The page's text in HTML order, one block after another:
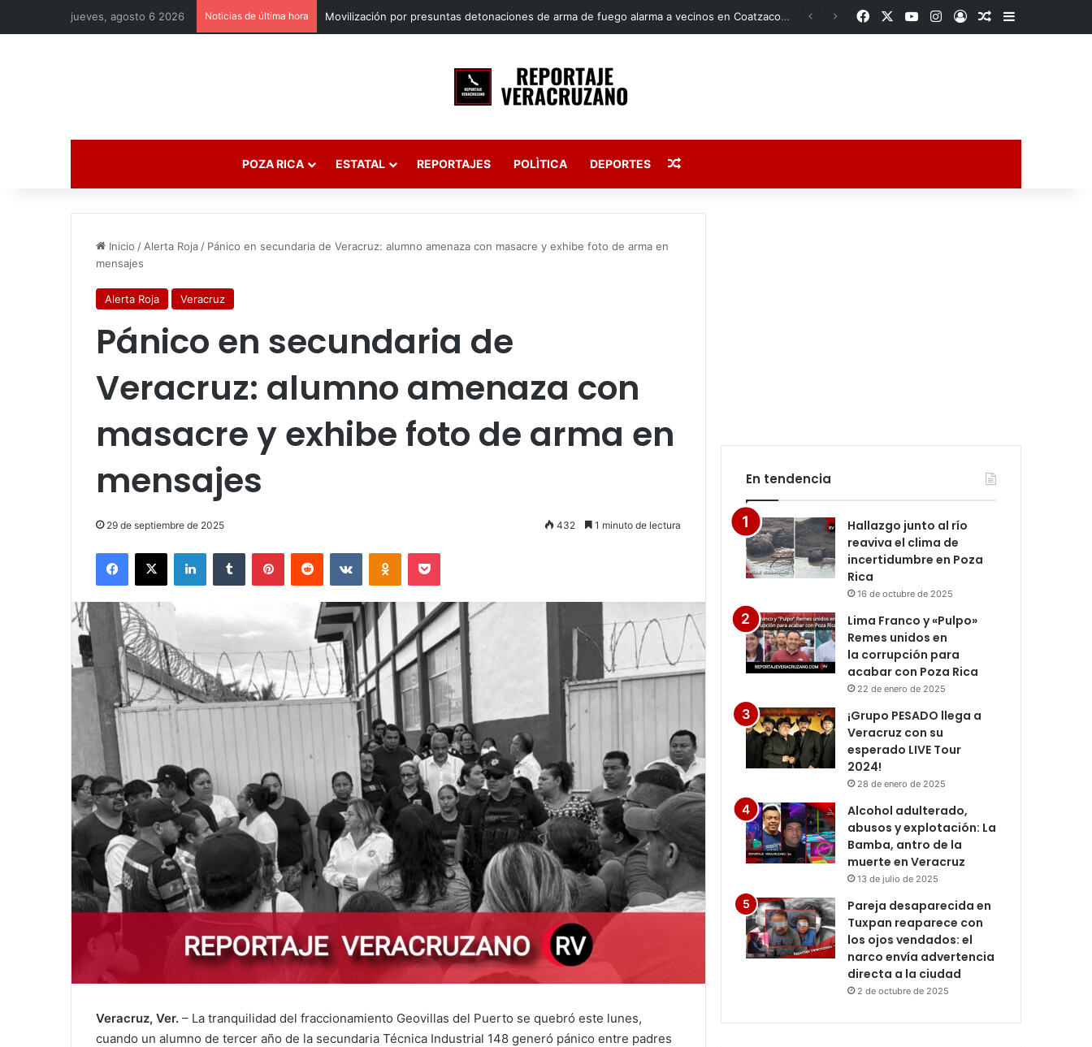
jueves, agosto 6 2026 Noticias de última hora Segundo remolque se desprende de tractocamión y termina sobre camellón en distribuidor El Diamante de Córdoba FacebookYouTubeInstagram
AccesoPublicación al
Barra lateral
POZA RICA ESTATAL REPORTAJES POLÌTICA DEPORTES Publicación al azar
Inicio / Alerta Roja / Pánico en secundaria de Veracruz: alumno amenaza con masacre y exhibe foto de arma en
mensajes
Alerta Roja Veracruz
Pánico en secundaria de
Veracruz: alumno amenaza con
masacre y exhibe foto de arma en
mensajes
29 de septiembre de 2025 432 1 minuto de lectura
Facebook
X LinkedInTumblr PinterestReddit VKontakteOdnoklassniki
Pocket
Veracruz, Ver. – La tranquilidad del fraccionamiento Geovillas del Puerto se quebró este lunes,
cuando un alumno de tercer año de la secundaria Técnica Industrial 148 generó pánico entre padres
En tendencia
Hallazgo junto al río
reaviva el clima de
incertidumbre en Poza
Rica
16 de octubre de 2025
Lima Franco y «Pulpo»
Remes unidos en
la corrupción para
acabar con Poza Rica
22 de enero de 2025
¡Grupo PESADO llega a
Veracruz con su
esperado LIVE Tour
2024!
28 de enero de 2025
Alcohol adulterado,
abusos y explotación: La
Bamba, antro de la
muerte en Veracruz
13 de julio de 2025
Pareja desaparecida en
Tuxpan reaparece con
los ojos vendados: el
narco envía advertencia
directa a la ciudad
2 de octubre de 2025